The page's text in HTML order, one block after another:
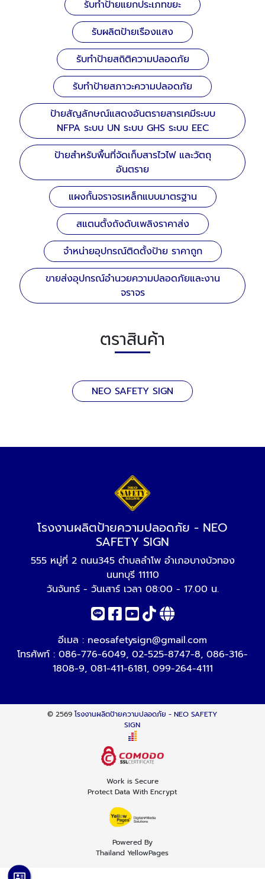
รับทำป้ายแยกประเภทขยะ
รับผลิตป้ายเรืองแสง
รับทำป้ายสถิติความปลอดภัย
รับทำป้ายสภาวะความปลอดภัย
ป้ายสัญลักษณ์แสดงอันตรายสารเคมีระบบ
NFPA ระบบ UN ระบบ GHS ระบบ EEC
ป้ายสำหรับพื้นที่จัดเก็บสารไวไฟ และวัตถุ
อันตราย
แผงกั้นจราจรเหล็กแบบมาตรฐาน
สแตนตั้งถังดับเพลิงราคาส่ง
จำหน่ายอุปกรณ์ติดตั้งป้าย ราคาถูก
ขายส่งอุปกรณ์อำนวยความปลอดภัยและงาน
จราจร
ตราสินค้า
NEO SAFETY SIGN
โรงงานผลิตป้ายความปลอดภัย - NEO
SAFETY SIGN
555 หมู่ที่ 2 ถนน345 ตำบลลำโพ อำเภอบางบัวทอง
นนทบุรี 11110
วันจันทร์ - วันเสาร์ เวลา 08:00 - 17.00 น.
อีเมล : neosafetysign@gmail.com
โทรศัพท์ : 086-776-6049, 02-525-8747-8, 086-316-
1808-9, 081-411-6181, 099-264-4111
© 2569โรงงานผลิตป้ายความปลอดภัย - NEO SAFETY
SIGN
Work is Secure
Protect Data With Encrypt
Powered By
Thailand YellowPages